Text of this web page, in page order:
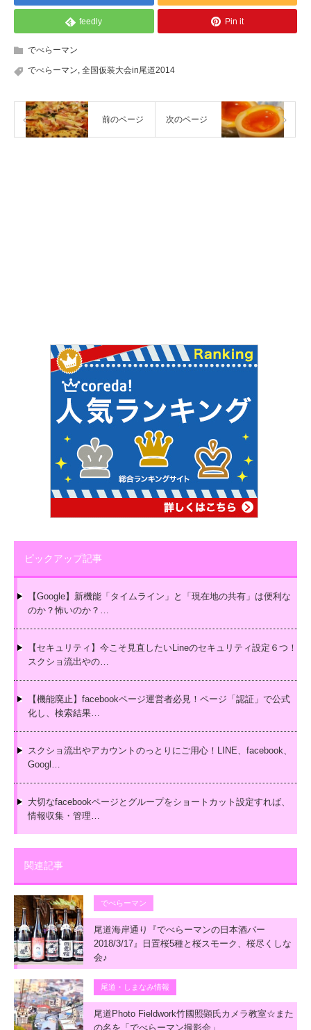
feedly Pin it
でべらーマン
でべらーマン, 全国仮装大会in尾道2014
前のページ 次のページ
ピックアップ記事
【Google】新機能「タイムライン」と「現在地の共有」は便利な
のか？怖いのか？…
【セキュリティ】今こそ見直したいLineのセキュリティ設定６つ！
スクショ流出やの…
【機能廃止】facebookページ運営者必見！ページ「認証」で公式
化し、検索結果…
スクショ流出やアカウントのっとりにご用心！LINE、facebook、
Googl…
大切なfacebookページとグループをショートカット設定すれば、
情報収集・管理…
関連記事
でべらーマン
尾道海岸通り『でべらーマンの日本酒バー
2018/3/17』日置桜5種と桜スモーク、桜尽くしな
会♪
尾道・しまなみ情報
尾道Photo Fieldwork竹國照顕氏カメラ教室☆また
の名を「でべらーマン撮影会」